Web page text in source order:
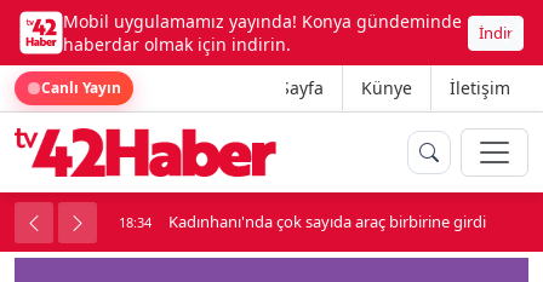
Mobil uygulamamız yayında! Konya gündeminde
haberdar olmak için indirin.
İndir
Canlı Yayın Ana Sayfa Künye İletişim
soygun 18:34 Kadınhanı'nda çok sayıda araç birbirine girdi